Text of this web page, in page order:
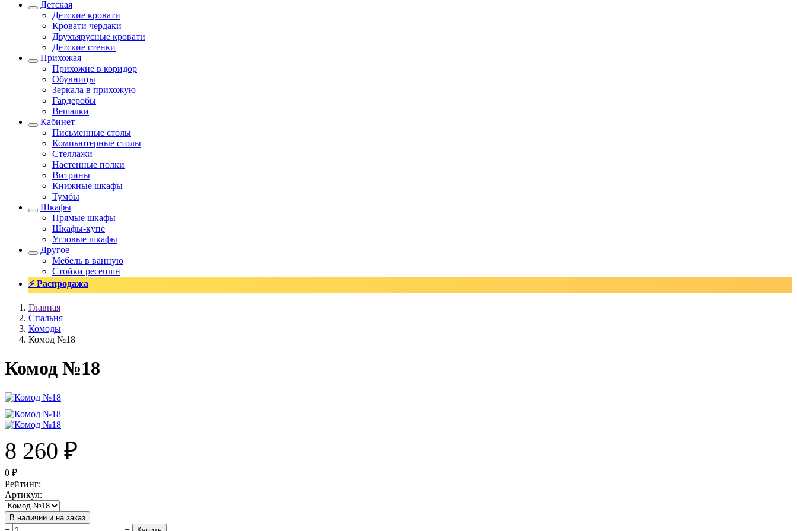
Детская
Детские кровати
Кровати чердаки
Двухъярусные кровати
Детские стенки
Прихожая
Прихожие в коридор
Обувницы
Зеркала в прихожую
Гардеробы
Вешалки
Кабинет
Письменные столы
Компьютерные столы
Стеллажи
Настенные полки
Витрины
Книжные шкафы
Тумбы
Шкафы
Прямые шкафы
Шкафы-купе
Угловые шкафы
Другое
Мебель в ванную
Стойки ресепшн
⚡ Распродажа
Главная
Спальня
Комоды
Комод №18
Комод №18
8 260 ₽
0 ₽
Рейтинг:
Артикул:
В наличии и на заказ